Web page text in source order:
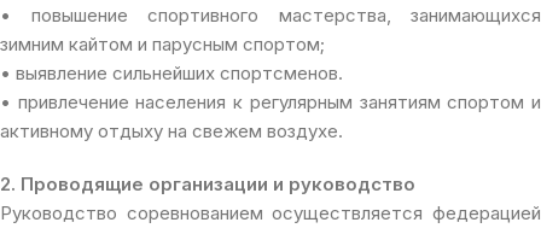
• повышение спортивного мастерства, занимающихся
зимним кайтом и парусным спортом;
• выявление сильнейших спортсменов.
• привлечение населения к регулярным занятиям спортом и
активному отдыху на свежем воздухе.
2. Проводящие организации и руководство
Руководство соревнованием осуществляется федерацией